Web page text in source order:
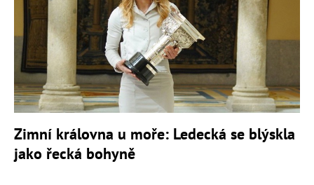
Zimní královna u moře: Ledecká se blýskla
jako řecká bohyně